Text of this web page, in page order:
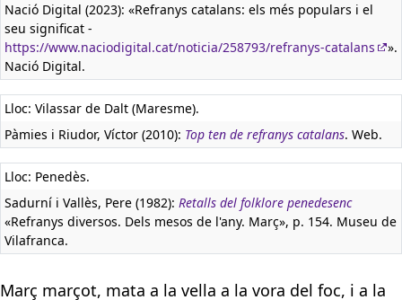
Nació Digital (2023): «Refranys catalans: els més populars i el
seu significat -
https://www.naciodigital.cat/noticia/258793/refranys-catalans
».
Nació Digital.
Lloc: Vilassar de Dalt (Maresme).
Pàmies i Riudor, Víctor (2010): Top ten de refranys catalans. Web.
Lloc: Penedès.
Sadurní i Vallès, Pere (1982): Retalls del folklore penedesenc
«Refranys diversos. Dels mesos de l'any. Març», p. 154. Museu de
Vilafranca.
Març marçot, mata a la vella a la vora del foc, i a la